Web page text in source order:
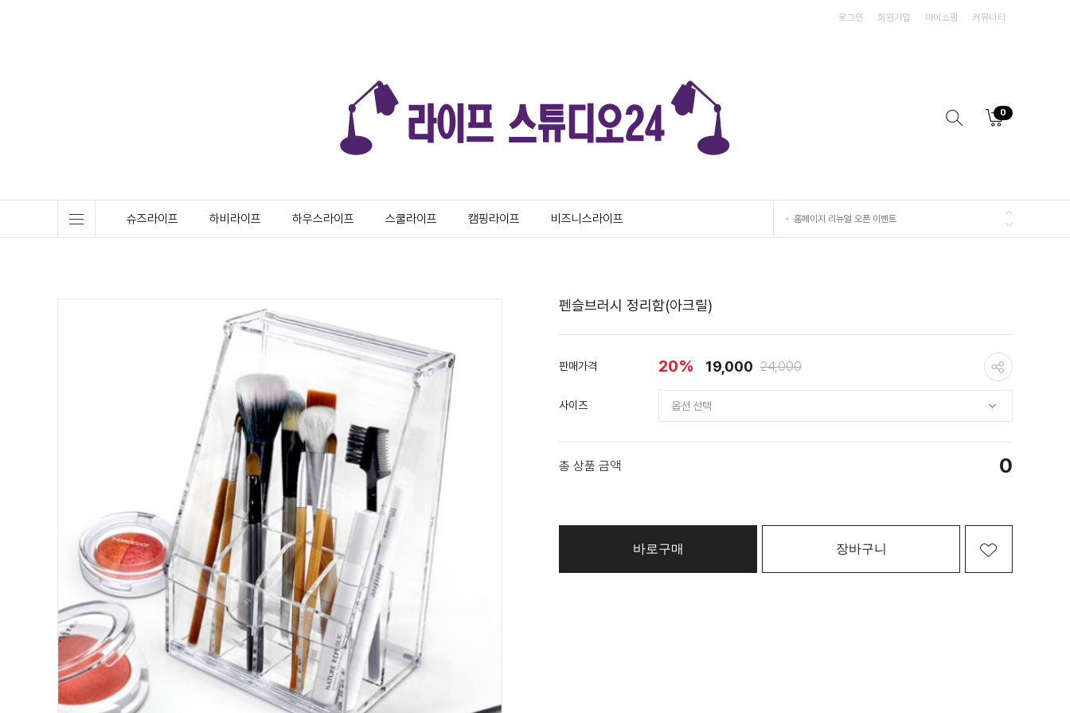
로그인 회원가입 마이쇼핑 커뮤니티
0
슈즈라이프 하비라이프 하우스라이프 스쿨라이프 캠핑라이프 비즈니스라이프 홈페이지 리뉴얼 오픈 이벤트
펜슬브러시 정리함(아크릴)
판매가격 20% 19,000 24,000
사이즈
총 상품 금액 0
바로구매 장바구니